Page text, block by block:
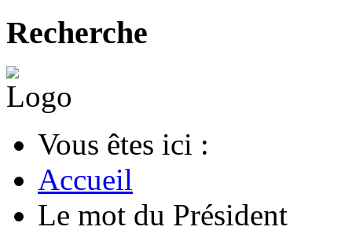
Recherche
Vous êtes ici :
Accueil
Le mot du Président